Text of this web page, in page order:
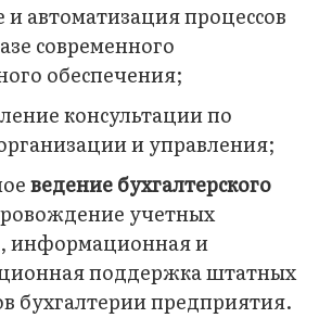
и автоматизация процессов
современного
обеспечения;
консультации по
и управления;
ведение бухгалтерского
учетных
информационная и
поддержка штатных
бухгалтерии предприятия.